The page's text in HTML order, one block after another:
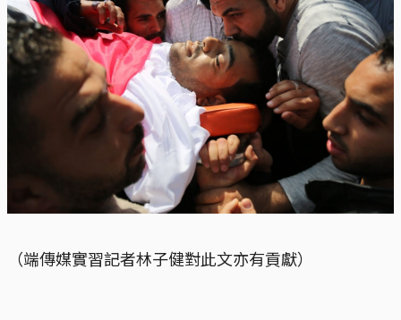
（端傳媒實習記者林子健對此文亦有貢獻）